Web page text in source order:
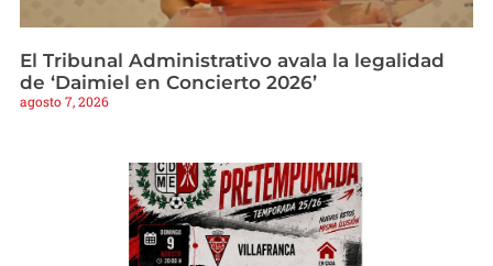
El Tribunal Administrativo avala la legalidad
de ‘Daimiel en Concierto 2026’
agosto 7, 2026